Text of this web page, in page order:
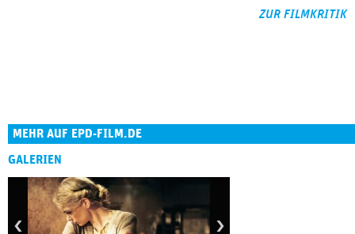
ZUR FILMKRITIK
MEHR AUF EPD-FILM.DE
GALERIEN